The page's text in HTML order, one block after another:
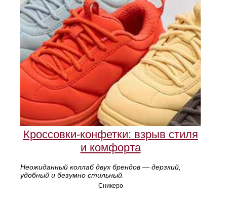
Кроссовки-конфетки: взрыв стиля
и комфорта
Неожиданный коллаб двух брендов — дерзкий,
удобный и безумно стильный.
Сникеро